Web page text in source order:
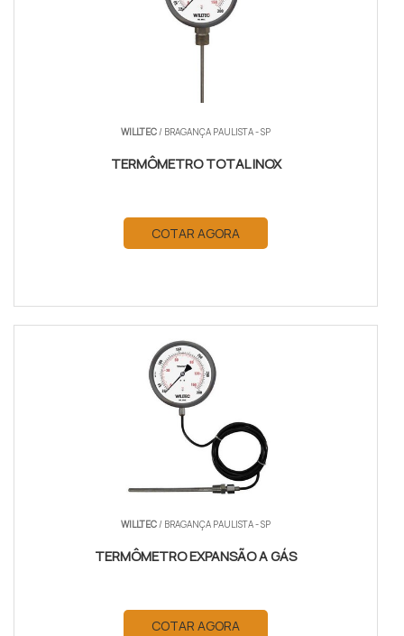
WILLTEC/ BRAGANÇA PAULISTA - SP
TERMÔMETRO TOTAL INOX
COTAR AGORA
WILLTEC/ BRAGANÇA PAULISTA - SP
TERMÔMETRO EXPANSÃO A GÁS
COTAR AGORA